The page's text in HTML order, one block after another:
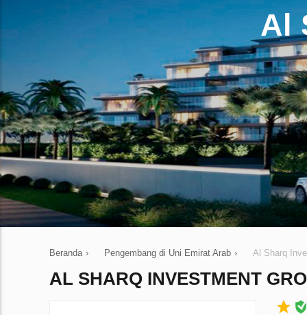
Al
Beranda › Pengembang di Uni Emirat Arab › Al Sharq
AL SHARQ INVESTMENT